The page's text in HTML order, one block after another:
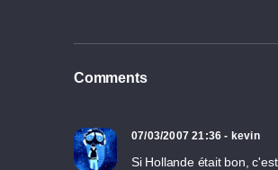
Comments
07/03/2007 21:36 - kevin
Si Hollande était bon,